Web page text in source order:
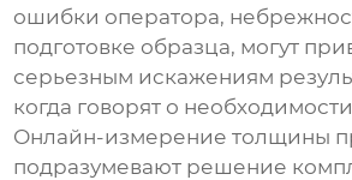
ошибки оператора,
подготовке образца, могут
серьезным искажениям
когда говорят о необходимости
Онлайн-измерение толщины
подразумевают решение